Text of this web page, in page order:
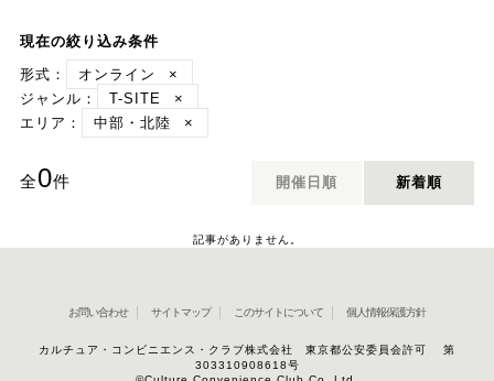
現在の絞り込み条件
形式：
オンライン
×
ジャンル：
T-SITE
×
エリア：
中部・北陸 ×
全0件 開催日順 新着順
記事がありません。
お問い合わせ サイトマップ このサイトについて 個人情報保護方針
カルチュア・コンビニエンス・クラブ株式会社 東京都公安委員会許可 第
303310908618号